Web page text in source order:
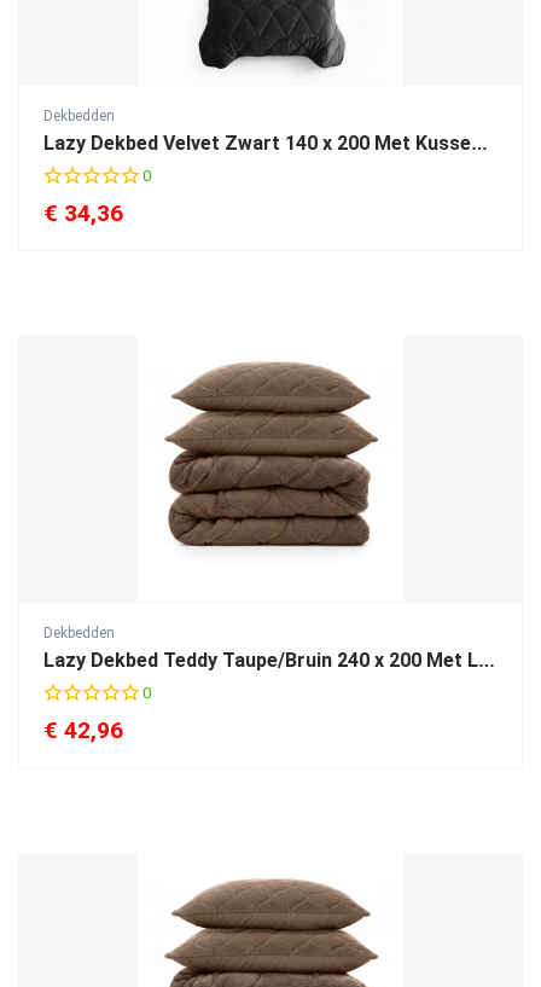
Dekbedden
Lazy Dekbed Velvet Zwart 140 x 200 Met Kussensloop
0
€ 34,36
Dekbedden
Lazy Dekbed Teddy Taupe/Bruin 240 x 200 Met Luxe Kussenslopen
0
€ 42,96